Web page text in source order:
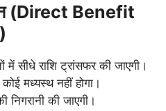
(Direct Benefit
में सीधे राशि ट्रांसफर की जाएगी।
कोई मध्यस्थ नहीं होगा।
की जाएगी।